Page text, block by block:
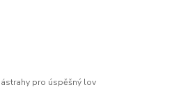
pro úspěšný lov